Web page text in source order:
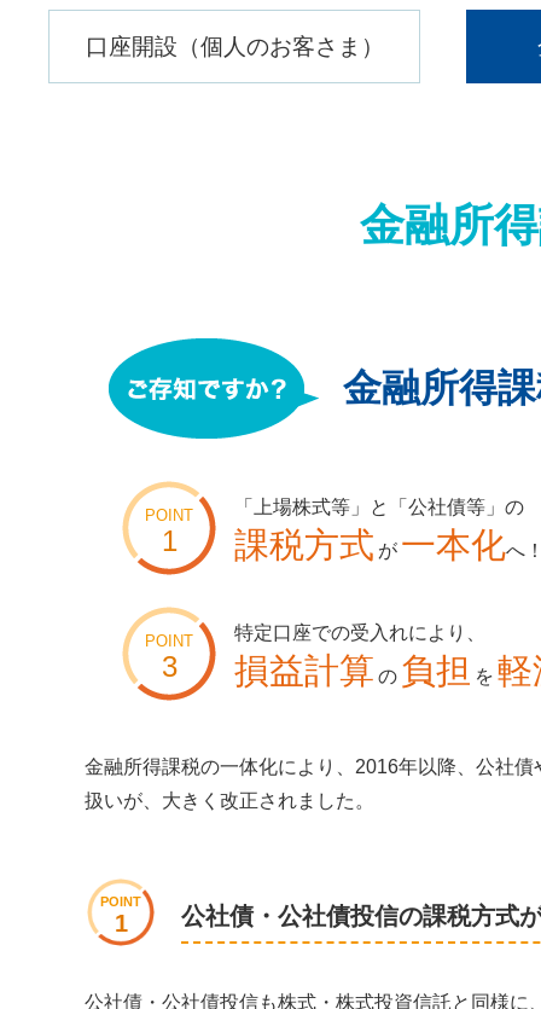
口座開設（個人のお客さま）
金融所
金融所得
「上場株式等」と「公社債等」の
課税方式 が 一本化へ
特定口座での受入れにより、
損益計算 の 負担 を 軽
金融所得課税の一体化により、2016年以降、公社
扱いが、大きく改正されました。
1 公社債・公社債投信の課税方式
公社債・公社債投信も株式・株式投資信託と同様